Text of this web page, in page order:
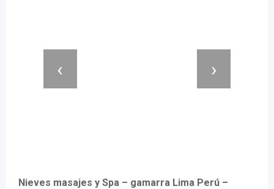
‹ ›
Nieves masajes y Spa – gamarra Lima Perú –